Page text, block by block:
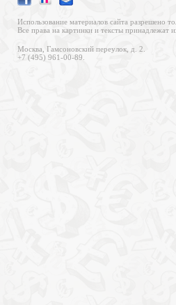
Использование материалов сайта разрешено
Все права на картинки и тексты принадлежат
Москва, Гамсоновский переулок, д. 2.
+7 (495) 961-00-89.